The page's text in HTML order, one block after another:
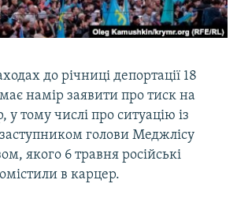
КРИМУ
до річниці депортації 18
намір заявити про тиск на
у тому числі про ситуацію із
голови Меджлісу
якого 6 травня російські
в карцер.